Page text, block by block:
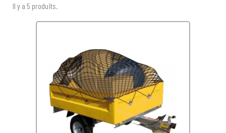
Il y a 5 produits.